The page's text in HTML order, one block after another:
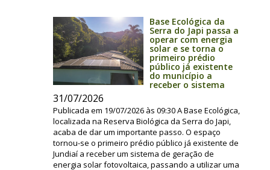
Base Ecológica da
Serra do Japi passa a
operar com energia
solar e se torna o
primeiro prédio
público já existente
do município a
receber o sistema
31/07/2026
Publicada em 19/07/2026 às 09:30 A Base Ecológica,
localizada na Reserva Biológica da Serra do Japi,
acaba de dar um importante passo. O espaço
tornou-se o primeiro prédio público já existente de
Jundiaí a receber um sistema de geração de
energia solar fotovoltaica, passando a utilizar uma